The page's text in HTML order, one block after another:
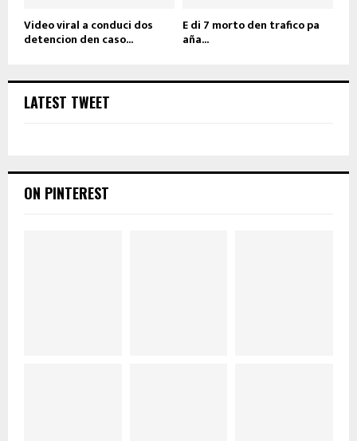
Video viral a conduci dos
detencion den caso...
E di 7 morto den trafico pa
aña...
LATEST TWEET
ON PINTEREST